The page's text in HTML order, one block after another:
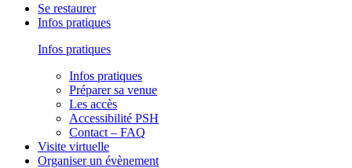
Se restaurer
Infos pratiques
Infos pratiques
Infos pratiques
Préparer sa venue
Les accès
Accessibilité PSH
Contact – FAQ
Visite virtuelle
Organiser un évènement